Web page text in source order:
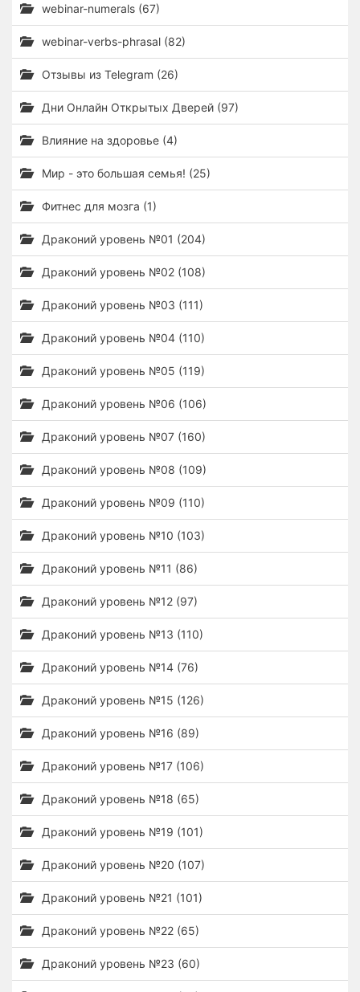
webinar-numerals (67)
webinar-verbs-phrasal (82)
Отзывы из Telegram (26)
Дни Онлайн Открытых Дверей (97)
Влияние на здоровье (4)
Мир - это большая семья! (25)
Фитнес для мозга (1)
Драконий уровень №01 (204)
Драконий уровень №02 (108)
Драконий уровень №03 (111)
Драконий уровень №04 (110)
Драконий уровень №05 (119)
Драконий уровень №06 (106)
Драконий уровень №07 (160)
Драконий уровень №08 (109)
Драконий уровень №09 (110)
Драконий уровень №10 (103)
Драконий уровень №11 (86)
Драконий уровень №12 (97)
Драконий уровень №13 (110)
Драконий уровень №14 (76)
Драконий уровень №15 (126)
Драконий уровень №16 (89)
Драконий уровень №17 (106)
Драконий уровень №18 (65)
Драконий уровень №19 (101)
Драконий уровень №20 (107)
Драконий уровень №21 (101)
Драконий уровень №22 (65)
Драконий уровень №23 (60)